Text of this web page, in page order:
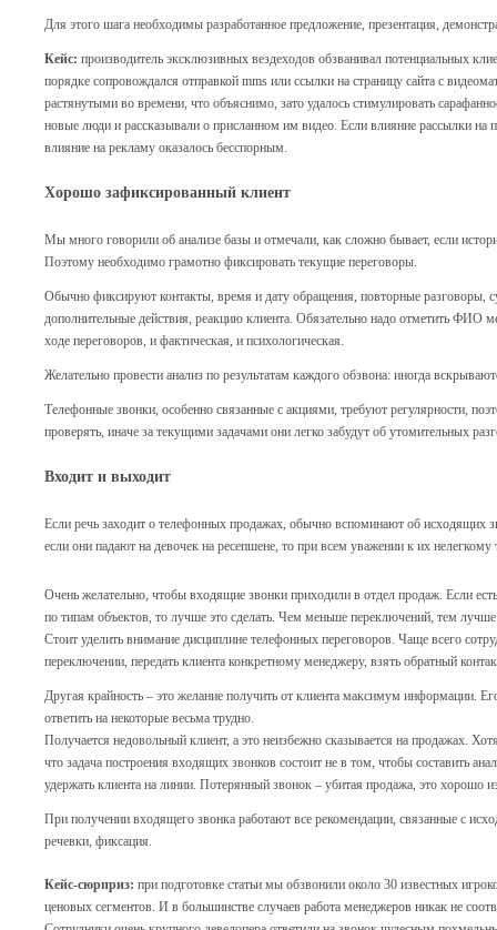
Для этого шага необходимы разработанное предложение, презентация,
Кейс: производитель эксклюзивных вездеходов обзванивал потенциальных
порядке сопровождался отправкой mms или ссылки на страницу сайта с
растянутыми во времени, что объяснимо, зато удалось стимулировать
новые люди и рассказывали о присланном им видео. Если влияние рассылки на
влияние на рекламу оказалось бесспорным.
Хорошо зафиксированный клиент
Мы много говорили об анализе базы и отмечали, как сложно бывает, если
Поэтому необходимо грамотно фиксировать текущие переговоры.
Обычно фиксируют контакты, время и дату обращения, повторные разговоры,
дополнительные действия, реакцию клиента. Обязательно надо отметить ФИО
ходе переговоров, и фактическая, и психологическая.
Желательно провести анализ по результатам каждого обзвона: иногда
Телефонные звонки, особенно связанные с акциями, требуют регулярности,
проверять, иначе за текущими задачами они легко забудут об утомительных
Входит и выходит
Если речь заходит о телефонных продажах, обычно вспоминают об
если они падают на девочек на ресепшене, то при всем уважении к их
Очень желательно, чтобы входящие звонки приходили в отдел продаж. Если
по типам объектов, то лучше это сделать. Чем меньше переключений, тем
Стоит уделить внимание дисциплине телефонных переговоров. Чаще всего
переключении, передать клиента конкретному менеджеру, взять обратный
Другая крайность – это желание получить от клиента максимум информации.
ответить на некоторые весьма трудно.
Получается недовольный клиент, а это неизбежно сказывается на продажах.
что задача построения входящих звонков состоит не в том, чтобы составить
удержать клиента на линии. Потерянный звонок – убитая продажа, это хорошо
При получении входящего звонка работают все рекомендации, связанные с
речевки, фиксация.
Кейс-сюрприз: при подготовке статьи мы обзвонили около 30 известных
ценовых сегментов. И в большинстве случаев работа менеджеров никак не